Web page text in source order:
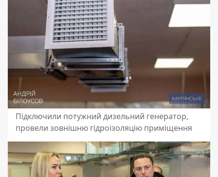
Підключили потужний дизельний генератор,
провели зовнішню гідроізоляцію приміщення